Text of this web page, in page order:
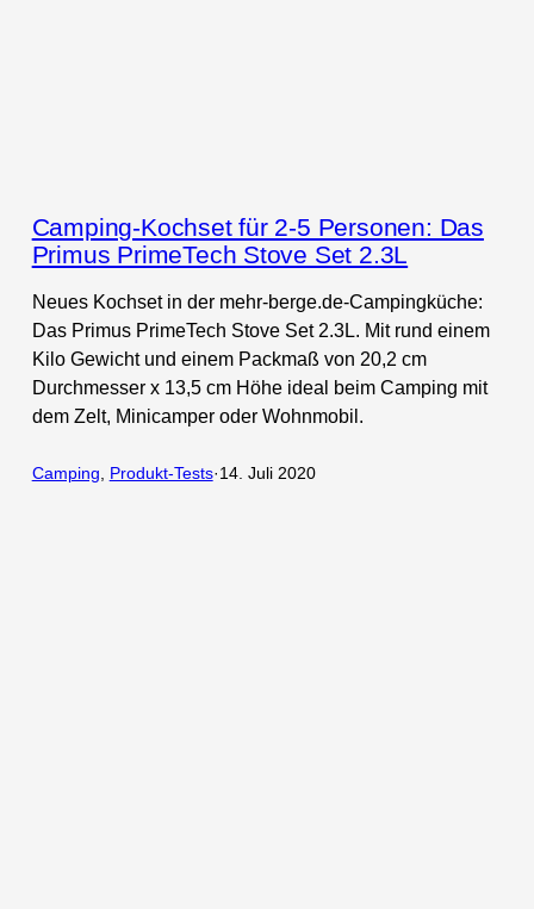
Camping-Kochset für 2-5 Personen: Das
Primus PrimeTech Stove Set 2.3L
Neues Kochset in der mehr-berge.de-Campingküche:
Das Primus PrimeTech Stove Set 2.3L. Mit rund einem
Kilo Gewicht und einem Packmaß von 20,2 cm
Durchmesser x 13,5 cm Höhe ideal beim Camping mit
dem Zelt, Minicamper oder Wohnmobil.
Camping Produkt-Tests·14. Juli 2020